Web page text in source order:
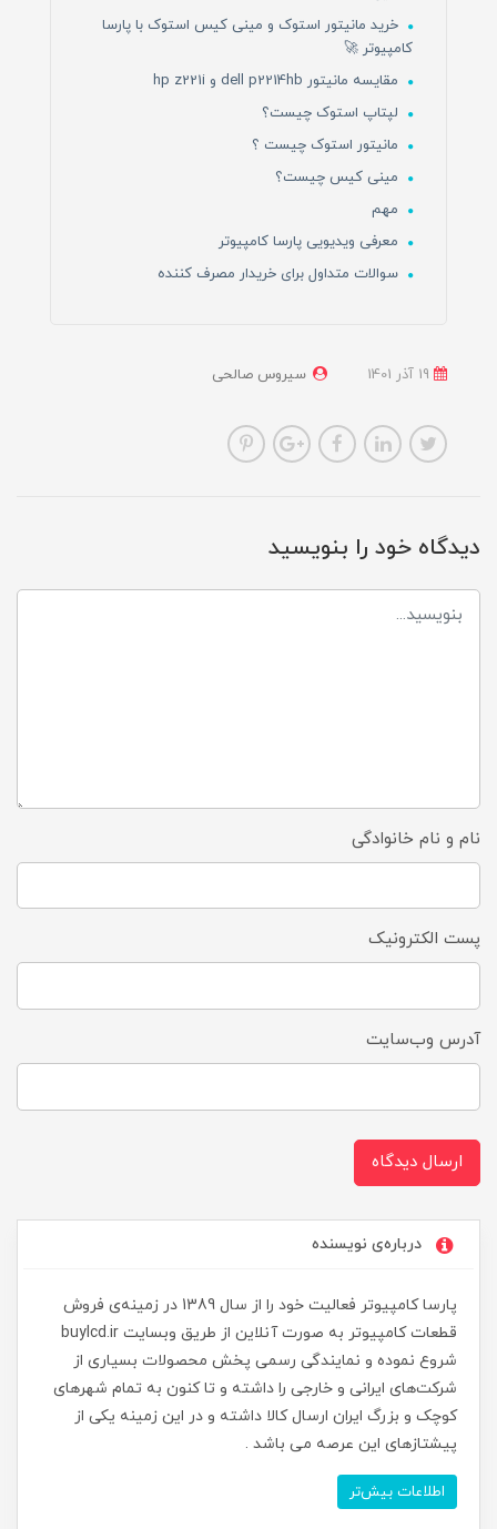
خرید مانیتور استوک و مینی کیس استوک با پارسا
کامپیوتر 🚀
مقایسه مانیتور dell p2214hb و hp z221i
لپتاپ استوک چیست؟
مانیتور استوک چیست ؟
مینی کیس چیست؟
مهم
معرفی ویدیویی پارسا کامپیوتر
سوالات متداول برای خریدار مصرف کننده
سیروس صالحی
دیدگاه خود را بنویسید
نام و نام خانوادگی
پست الکترونیک
آدرس وب‌سایت
ارسال دیدگاه
درباره‌ی نویسنده
پارسا کامپیوتر فعالیت خود را از سال 1389 در زمینه‌ی فروش
قطعات کامپیوتر به صورت آنلاین از طریق وبسایت buylcd.ir
شروع نموده و نمایندگی رسمی پخش محصولات بسیاری از
شرکت‌های ایرانی و خارجی را داشته و تا کنون به تمام شهرهای
کوچک و بزرگ ایران ارسال کالا داشته و در این زمینه یکی از
پیشتازهای این عرصه می باشد .
اطلاعات بیش‌تر